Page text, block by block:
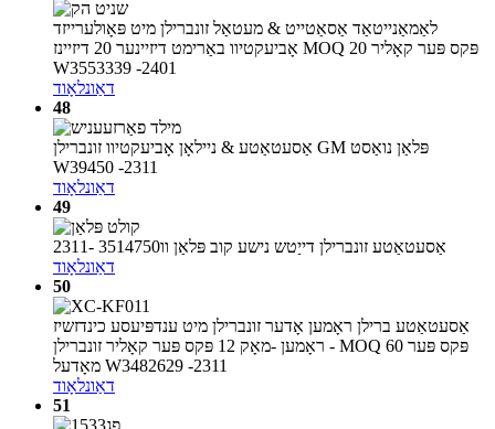
לאַמאַנייטאַד אַסאַטייט & מעטאַל זונברילן מיט פּאָולערייזד
אָביעקטיוו באַרימט דיזיינער 20 דיזיינז MOQ 20 פּקס פּער קאָליר
W3553339 -2401
דאַונלאָוד
48
אַסעטאַטע & ניילאָן אָביעקטיוו זונברילן GM פּלאַן נואַסט
W39450 -2311
דאַונלאָוד
49
אַסעטאַטע זונברילן דייַטש נישע קוב פּלאַן וו3514750 -2311
דאַונלאָוד
50
אַסעטאַטע ברילן ראָמען אָדער זונברילן מיט ענדפּיעסע כינדזשיז
ראָמען -מאָק 12 פּקס פּער קאָליר זונברילן - MOQ 60 פּקס פּער
מאָדעל W3482629 -2311
דאַונלאָוד
51